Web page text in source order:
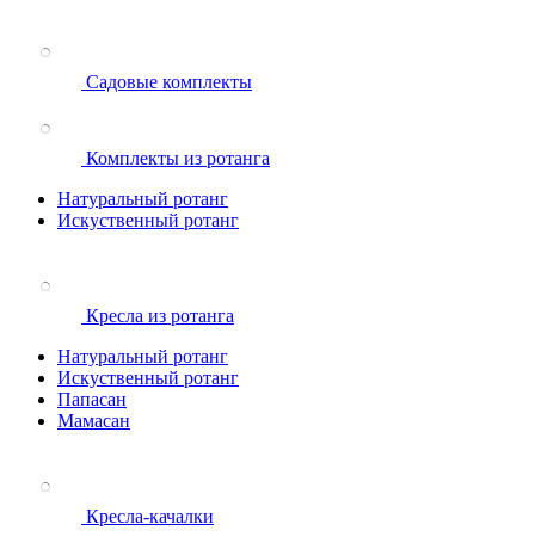
Садовые комплекты
Комплекты из ротанга
Натуральный ротанг
Искуственный ротанг
Кресла из ротанга
Натуральный ротанг
Искуственный ротанг
Папасан
Мамасан
Кресла-качалки